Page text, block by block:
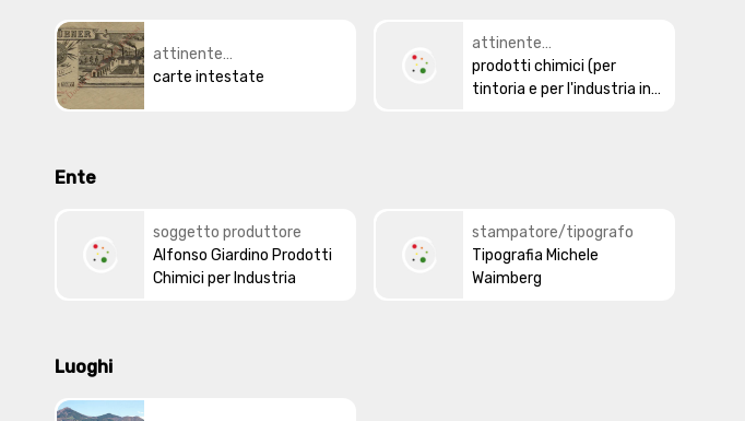
attinente
all'argomento/tema
carte intestate
attinente
all'argomento/tema
prodotti chimici (per
tintoria e per l'industria in
Ente
soggetto produttore
Alfonso Giardino Prodotti
Chimici per Industria
stampatore/tipografo
Tipografia Michele
Waimberg
Luoghi